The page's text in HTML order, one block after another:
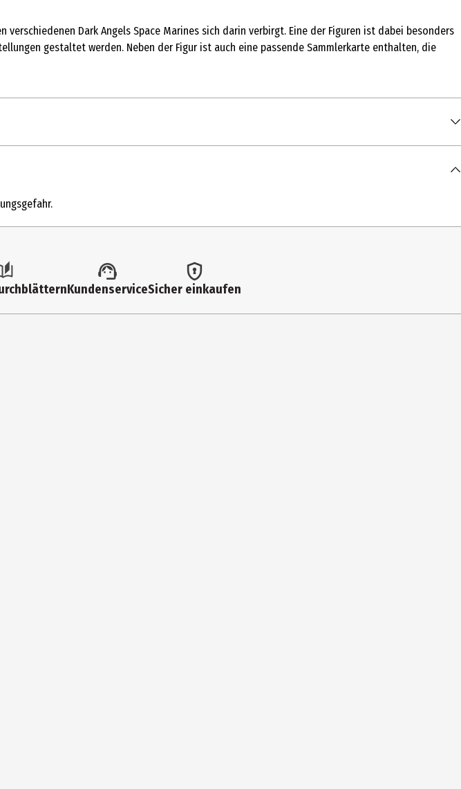
Dark Angels Space Marines sich darin verbirgt. Eine der Figuren ist dabei besonders
gestaltet werden. Neben der Figur ist auch eine passende Sammlerkarte enthalten, die
KundenserviceSicher einkaufen